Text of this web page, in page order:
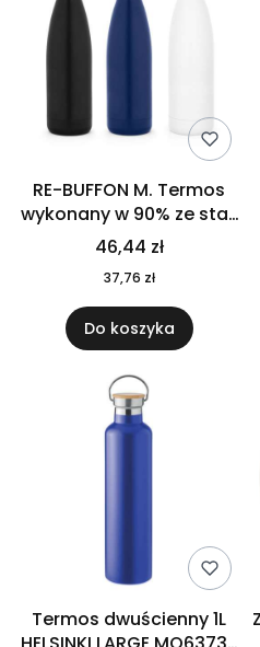
RE-BUFFON M. Termos
wykonany w 90% ze stali
nierdzewnej
pochodzącej z
recyklingu 520 ml 94294
46,44 zł
37,76 zł
Do koszyka
Termos dwuścienny 1L